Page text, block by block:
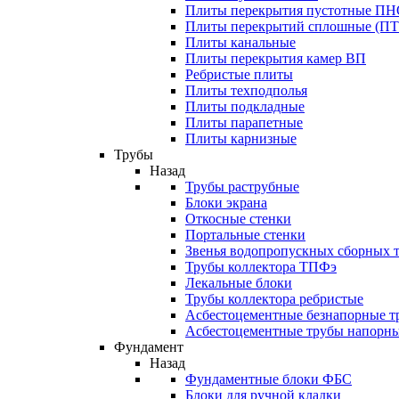
Плиты перекрытия пустотные
Плиты перекрытий сплошные
Плиты канальные
Плиты перекрытия камер ВП
Ребристые плиты
Плиты техподполья
Плиты подкладные
Плиты парапетные
Плиты карнизные
Трубы
Назад
Трубы раструбные
Блоки экрана
Откосные стенки
Портальные стенки
Звенья водопропускных сборных
Трубы коллектора ТПФэ
Лекальные блоки
Трубы коллектора ребристые
Асбестоцементные безнапорные
Асбестоцементные трубы
Фундамент
Назад
Фундаментные блоки ФБС
Блоки для ручной кладки